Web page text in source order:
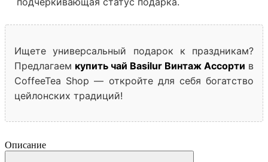
Ищете универсальный подарок к праздникам?
Предлагаем купить чай Basilur Винтаж Ассорти в
CoffeeTea Shop — откройте для себя богатство
цейлонских традиций!
Описание